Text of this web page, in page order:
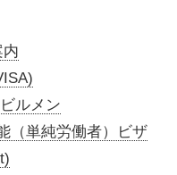
ルメン
（単純労働者）ビザ